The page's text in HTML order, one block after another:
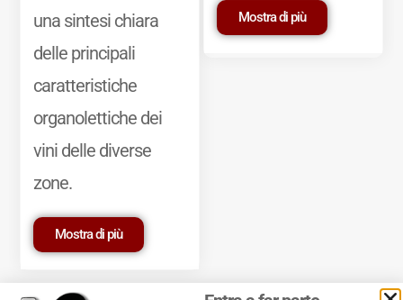
una sintesi chiara
delle principali
caratteristiche
organolettiche dei
vini delle diverse
zone.
Mostra di più
Mostra di più